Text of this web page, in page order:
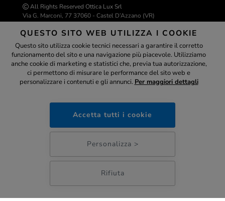
All Rights Reserved Ottica Lux Srl
Via G. Marconi, 77 37060 - Castel D’Azzano (VR)
REA VR-429226
info@ottica-lux.com
Realizzazione e-commerce Colombo 3000
PAGAMENTI SICURI
Assistente
ottica-lux.it
QUESTO SITO WEB UTILIZZA I COOKIE
Questo sito utilizza cookie tecnici necessari a garantire il corretto
funzionamento del sito e una navigazione più piacevole. Utilizziamo
anche cookie di marketing e statistici che, previa tua autorizzazione,
ci permettono di misurare le performance del sito web e
personalizzare i contenuti e gli annunci. Per maggiori dettagli
Accetta tutti i cookie
Rifiuta
Personalizza >